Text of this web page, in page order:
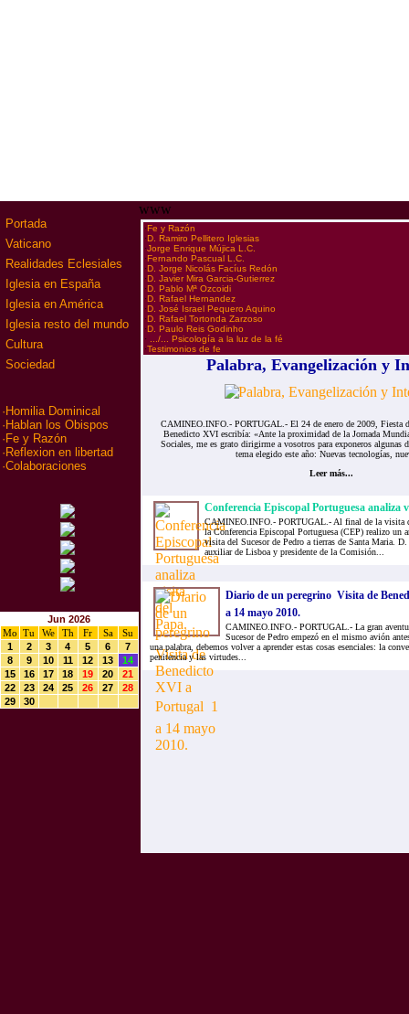
Portada
Vaticano
Realidades Eclesiales
Iglesia en España
Iglesia en América
Iglesia resto del mundo
Cultura
Sociedad
· Homilia Dominical
· Hablan los Obispos
· Fe y Razón
· Reflexion en libertad
·Colaboraciones
Jun 2026
Mo
Tu We Th Fr Sa
Su
1
2 3 4 5 6
7
8
9 10 11 12 13
14
15
16 17 18 19 20
21
22
23 24 25 26 27
28
29
30
www
·Fe y Razón
·D. Ramiro Pellitero Iglesias
·Jorge Enrique Mújica L.C.
·Fernando Pascual L.C.
·D. Jorge Nicolás Facíus Redón
·D. Javier Mira Garcia-Gutierrez
·D. Pablo Mª Ozcoidi
·D. Rafael Hernandez
·D. José Israel Pequero Aquino
·D. Rafael Tortonda Zarzoso
·D. Paulo Reis Godinho
· .../... Psicología a la luz de la fé
·Testimonios de fe
Palabra, Evangelización y
CAMINEO.INFO.- PORTUGAL.- El 24 de enero de 2009, Fiesta
Benedicto XVI escribía: «Ante la proximidad de la Jornada
Sociales, me es grato dirigirme a vosotros para exponeros algunas
tema elegido este año: Nuevas tecnologías,
Leer más...
Conferencia Episcopal Portuguesa analiza
CAMINEO.INFO.- PORTUGAL.- Al final de la visita
la Conferencia Episcopal Portuguesa (CEP) realizo un
visita del Sucesor de Pedro a tierras de Santa Maria.
auxiliar de Lisboa y presidente de la Comisión...
Diario de un peregrino  Visita de
a 14 mayo 2010.
CAMINEO.INFO.- PORTUGAL.- La gran
Sucesor de Pedro empezó en el mismo avión
una palabra, debemos volver a aprender estas cosas esenciales: la
penitencia y las virtudes...